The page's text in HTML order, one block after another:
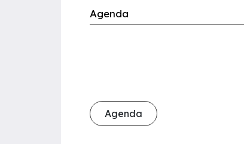
Agenda
Agenda